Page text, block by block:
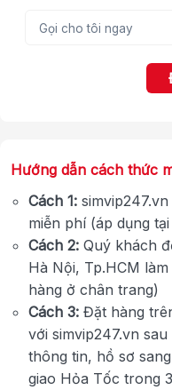
Hướng dẫn cách thức
Cách 1:
miễn phí (áp dụng
Cách 2: Quý khách
Hà Nội, Tp.HCM
hàng ở chân trang)
Cách 3: Đặt hàng
với simvip247.vn
thông tin, hồ sơ
giao Hỏa Tốc trong